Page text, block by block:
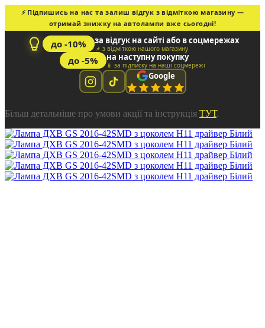
⚡ Підпишись на нас та залиш відгук з відміткою магазину —
отримай знижку на автолампи вже сьогодні!
до -10% за відгук на сайті або в соцмережах
📌 з відміткою нашого магазину
до -5% на наступну покупку
📱 за підписку на наші соцмережі
Google
Більш детальніше про умови акції та інструкція ТУТ.